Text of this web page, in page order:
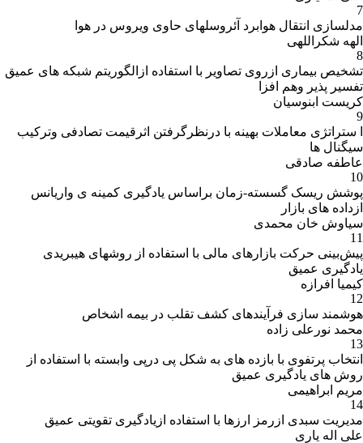
7
مدلسازی انتقال هوابرد آئروسلهای حاوی ویروس در هوا
الهه شکراللهی
8
تشخیص بیماری ازروی تصاویر با استفاده ازالگوریتم شبکه های عمیق
تفسیر پذیر وهم افزا
کریست ابنوسیان
9
ا ستراتژی معاملات بهینه با درنظرگرفتن اثرقیمت تصادفی وترکیب
سیگنال ها
عاطفه صادقی
10
پوشش ریسک گسسته-زمان براساس یادگیری کمینه ی واریانس
ازداده های بازار
سیاوش خان محمدی
11
پیش‌بینی حرکت بازارهای مالی با استفاده از روشهای هیبریدی
یادگیری عمیق
کیمیا افرازه
12
هوشمند سازی فرآیندهای کشف تقلب در بیمه اشخاص
محمد نورعلی زاده
13
انتخاب پرتفوی با بازده های به شکل پی درپی وابسته با استفاده از
روش های یادگیری عمیق
مریم ابراهیمی
14
مدیریت سبدی ازرمز ارزها با استفاده ازیادگیری تقویتی عمیق
علی اله یاری